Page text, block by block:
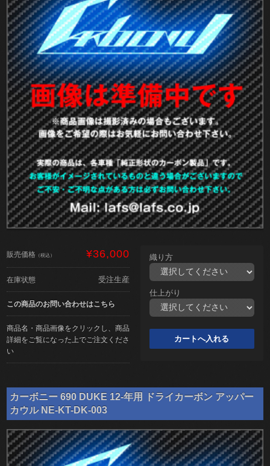
販売価格 （税込） ¥36,000
在庫状態 受注生産
この商品のお問い合わせはこちら
商品名・商品画像をクリックし、商品
詳細をご覧になった上でご注文くださ
い
織り方
仕上がり
カーボニー 690 DUKE 12-年用 ドライカーボン アッパー
カウル NE-KT-DK-003